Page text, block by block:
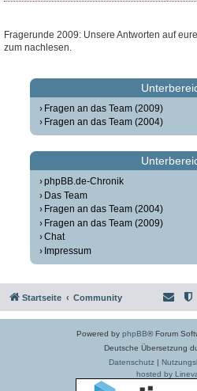
Fragerunde 2009: Unsere Antworten auf
zum nachlesen.
Fragen an das Team (2009)
Fragen an das Team (2004)
phpBB.de-Chronik
Das Team
Fragen an das Team (2004)
Fragen an das Team (2009)
Chat
Impressum
Startseite Community
Powered by phpBB® Forum
Deutsche Übersetzung
Datenschutz|
hosted by